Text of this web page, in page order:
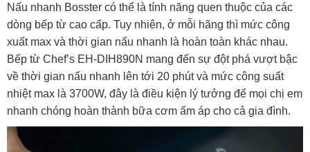
Nấu nhanh Bosster có thể là tính năng quen thuộc của các
dòng bếp từ cao cấp. Tuy nhiên, ở mỗi hãng thì mức công
xuất max và thời gian nấu nhanh là hoàn toàn khác nhau.
Bếp từ Chef’s EH-DIH890N mang đến sự đột phá vượt bậc
về thời gian nấu nhanh lên tới 20 phút và mức công suất
nhiệt max là 3700W, đây là điều kiện lý tưởng để mọi chị em
nhanh chóng hoàn thành bữa cơm ấm áp cho cả gia đình.